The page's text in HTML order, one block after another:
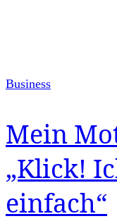
Business
Mein
„Klick!
einfach“